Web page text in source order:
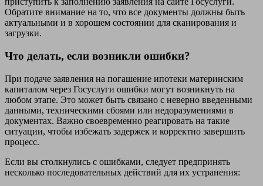
Обратите внимание на то, что все документы должны быть
актуальными и в хорошем состоянии для сканирования и
загрузки.
Что делать, если возникли ошибки?
При подаче заявления на погашение ипотеки материнским
капиталом через Госуслуги ошибки могут возникнуть на
любом этапе. Это может быть связано с неверно введенными
данными, техническими сбоями или недоразумениями в
документах. Важно своевременно реагировать на такие
ситуации, чтобы избежать задержек и корректно завершить
процесс.
Если вы столкнулись с ошибками, следует предпринять
несколько последовательных действий для их устранения: